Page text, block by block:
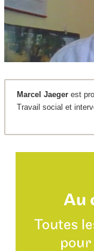
Marcel Jaeger est
Travail social et